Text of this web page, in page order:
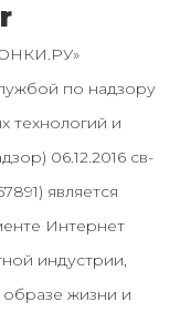
по надзору
технологий и
06.12.2016 св-
является
Интернет
индустрии,
жизни и